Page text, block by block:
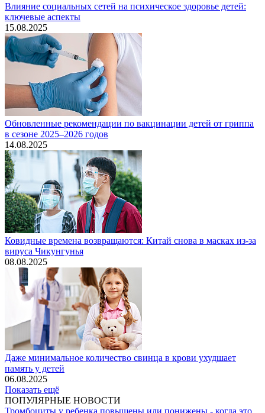
Влияние социальных сетей на психическое здоровье детей:
ключевые аспекты
15.08.2025
Обновленные рекомендации по вакцинации детей от гриппа
в сезоне 2025–2026 годов
14.08.2025
Ковидные времена возвращаются: Китай снова в масках из-за
вируса Чикунгунья
08.08.2025
Даже минимальное количество свинца в крови ухудшает
память у детей
06.08.2025
Показать ещё
ПОПУЛЯРНЫЕ НОВОСТИ
Тромбоциты у ребенка повышены или понижены - когда это